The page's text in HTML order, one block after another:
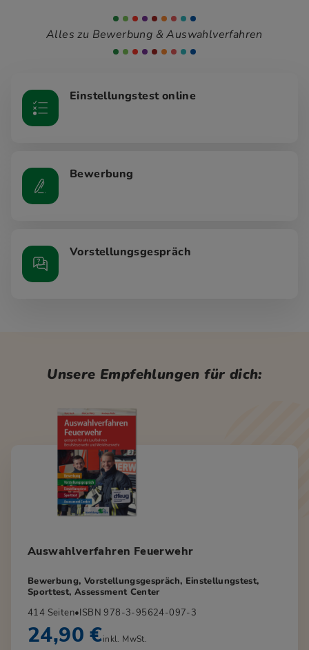
Alles zu Bewerbung & Auswahlverfahren
Einstellungstest online
Bewerbung
Vorstellungsgespräch
Unsere Empfehlungen für dich:
Auswahlverfahren Feuerwehr
Bewerbung, Vorstellungsgespräch, Einstellungstest,
Sporttest, Assessment Center
414 Seiten•ISBN 978-3-95624-097-3
24,90 €inkl. MwSt.